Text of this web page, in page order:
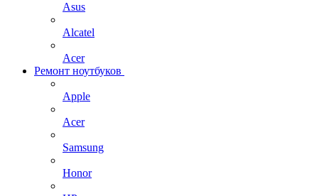
Asus
Alcatel
Acer
Ремонт ноутбуков
Apple
Acer
Samsung
Honor